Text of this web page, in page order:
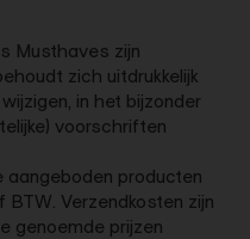
Musthaves zijn
zich uitdrukkelijk
in het bijzonder
voorschriften
aangeboden producten
BTW. Verzendkosten zijn
genoemde prijzen